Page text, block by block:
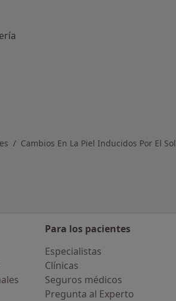
Cambios En La Piel Inducidos Por El Sol
Para los pacientes
Especialistas
Clínicas
Seguros médicos
Pregunta al Experto